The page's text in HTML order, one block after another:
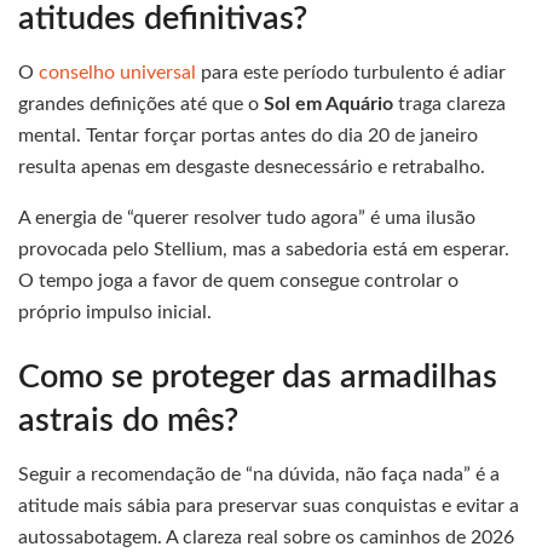
atitudes definitivas?
O conselho universal
para este período turbulento é adiar
grandes definições até que o Sol em Aquário traga clareza
mental. Tentar forçar portas antes do dia 20 de janeiro
resulta apenas em desgaste desnecessário e retrabalho.
A energia de “querer resolver tudo agora” é uma ilusão
provocada pelo Stellium, mas a sabedoria está em esperar.
O tempo joga a favor de quem consegue controlar o
próprio impulso inicial.
Como se proteger das armadilhas
astrais do mês?
Seguir a recomendação de “na dúvida, não faça nada” é a
atitude mais sábia para preservar suas conquistas e evitar a
autossabotagem. A clareza real sobre os caminhos de 2026